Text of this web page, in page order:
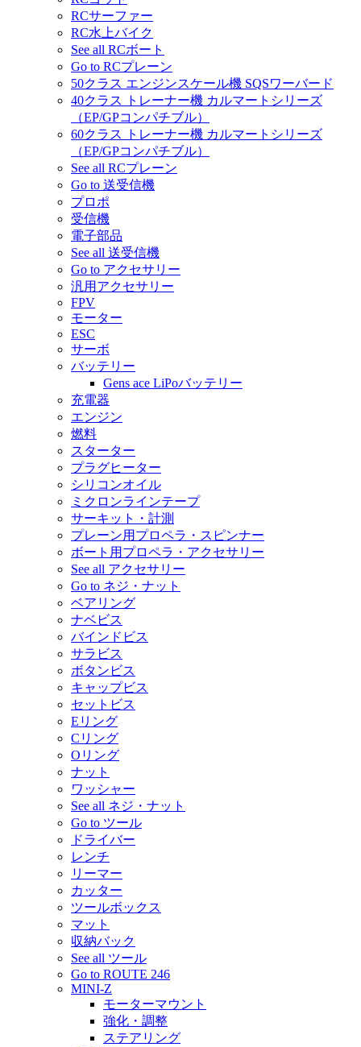
RCサーファー
RC水上バイク
See all RCボート
Go to RCプレーン
50クラス エンジンスケール機 SQSワーバード
40クラス トレーナー機 カルマートシリーズ
（EP/GPコンパチブル）
60クラス トレーナー機 カルマートシリーズ
（EP/GPコンパチブル）
See all RCプレーン
Go to 送受信機
プロポ
受信機
電子部品
See all 送受信機
Go to アクセサリー
汎用アクセサリー
FPV
モーター
ESC
サーボ
バッテリー
Gens ace LiPoバッテリー
充電器
エンジン
燃料
スターター
プラグヒーター
シリコンオイル
ミクロンラインテープ
サーキット・計測
プレーン用プロペラ・スピンナー
ボート用プロペラ・アクセサリー
See all アクセサリー
Go to ネジ・ナット
ベアリング
ナベビス
バインドビス
サラビス
ボタンビス
キャップビス
セットビス
Eリング
Cリング
Oリング
ナット
ワッシャー
See all ネジ・ナット
Go to ツール
ドライバー
レンチ
リーマー
カッター
ツールボックス
マット
収納バック
See all ツール
Go to ROUTE 246
MINI-Z
モーターマウント
強化・調整
ステアリング